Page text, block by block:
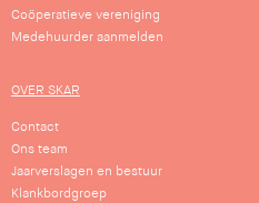
Coöperatieve vereniging
Medehuurder aanmelden
OVER SKAR
Contact
Ons team
Jaarverslagen en bestuur
Klankbordgroep